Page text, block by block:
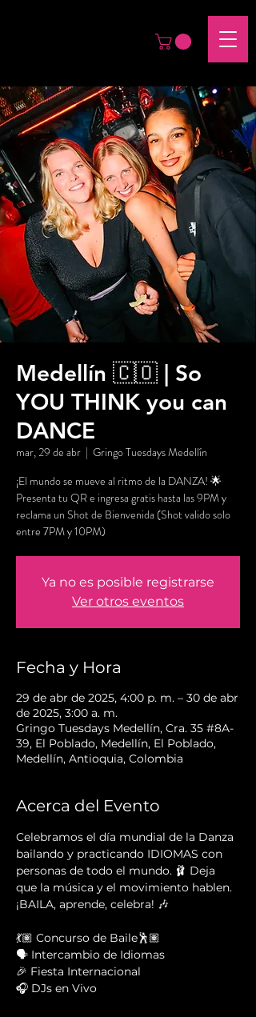
Medellín 🇨🇴 | So
YOU THINK you can
DANCE
mar, 29 de abr
  |
Gringo Tuesdays Medellín
¡El mundo se mueve al ritmo de la DANZA! 🌟
Presenta tu QR e ingresa gratis hasta las 9PM y
reclama un Shot de Bienvenida (Shot valido solo
entre 7PM y 10PM)
Ya no es posible registrarse
Ver otros eventos
Fecha y Hora
29 de abr de 2025, 4:00 p. m. – 30 de abr
de 2025, 3:00 a. m.
Gringo Tuesdays Medellín, Cra. 35 #8A-
39, El Poblado, Medellín, El Poblado,
Medellín, Antioquia, Colombia
Acerca del Evento
Celebramos el día mundial de la Danza
bailando y practicando IDIOMAS con
personas de todo el mundo. 🩰 Deja
que la música y el movimiento hablen.
¡BAILA, aprende, celebra! 🎶
💃🏽 Concurso de Baile🕺🏽
🗣 Intercambio de Idiomas
🎉 Fiesta Internacional
🎧 DJs en Vivo